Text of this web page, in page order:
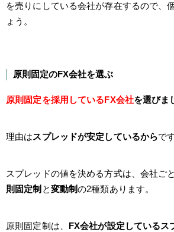
を売りにしている会社が存在するので、
ょう。
原則固定のFX会社を選ぶ
原則固定を採用しているFX会社を選びま
理由はスプレッドが安定しているからで
スプレッドの値を決める方式は、会社ご
則固定制 と変動制の2種類あります。
原則固定制は、 FX会社が設定しているス